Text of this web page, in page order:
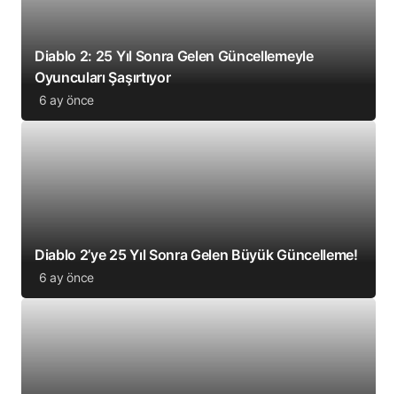
Diablo 2: 25 Yıl Sonra Gelen Güncellemeyle
Oyuncuları Şaşırtıyor
6 ay önce
Diablo 2’ye 25 Yıl Sonra Gelen Büyük Güncelleme!
6 ay önce